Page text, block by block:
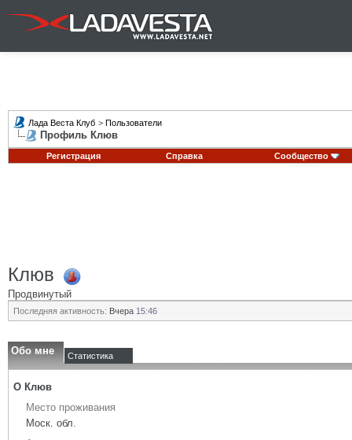
Лада Веста Клуб > Пользователи
Профиль Клюв
Регистрация Справка Сообщество
Клюв
Продвинутый
Последняя активность: Вчера 15:46
Обо мне Статистика
О Клюв
Место проживания
Моск. обл.